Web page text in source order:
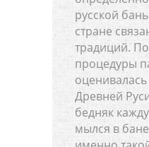
русской
стране
традиций.
процедуры
Древней
бедняк
мылся в